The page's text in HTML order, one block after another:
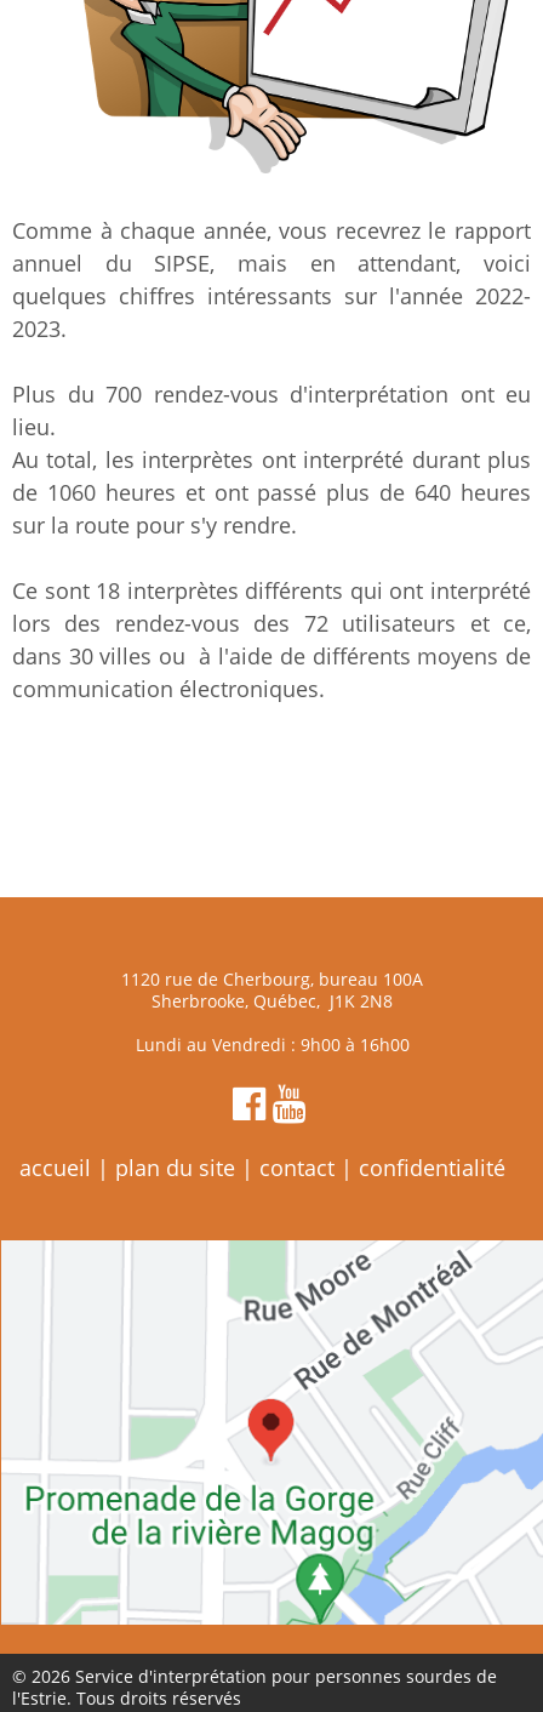
Comme à chaque année, vous recevrez le rapport
annuel du SIPSE, mais en attendant, voici
quelques chiffres intéressants sur l'année 2022-
2023.
Plus du 700 rendez-vous d'interprétation ont eu
lieu.
Au total, les interprètes ont interprété durant plus
de 1060 heures et ont passé plus de 640 heures
sur la route pour s'y rendre.
Ce sont 18 interprètes différents qui ont interprété
lors des rendez-vous des 72 utilisateurs et ce,
dans 30 villes ou à l'aide de différents moyens de
communication électroniques.
1120 rue de Cherbourg, bureau 100A
Sherbrooke, Québec, J1K 2N8
Lundi au Vendredi : 9h00 à 16h00
accueil | plan du site | contact | confidentialité
© 2026 Service d'interprétation pour personnes sourdes de
l'Estrie. Tous droits réservés